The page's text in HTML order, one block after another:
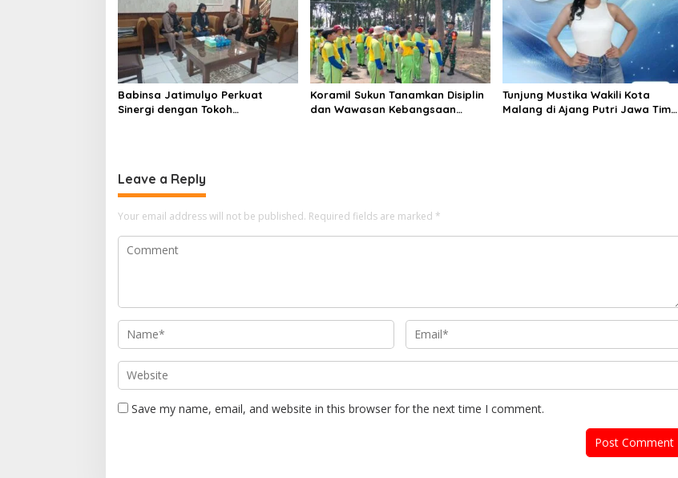
Babinsa Jatimulyo Perkuat
Sinergi dengan Tokoh
Koramil Sukun Tanamkan Disiplin
dan Wawasan Kebangsaan
Tunjung Mustika Wakili Kota
Malang di Ajang Putri Jawa Timur
Leave a Reply
Your email address will not be published. Required fields are marked *
Save my name, email, and website in this browser for the next time I comment.